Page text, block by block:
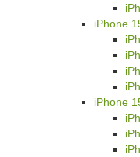
iPhone
iPhone